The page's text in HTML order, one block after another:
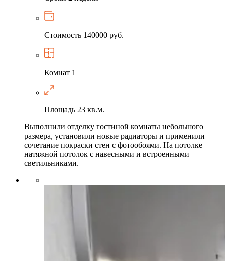
Стоимость 140000 руб.
Комнат 1
Площадь 23 кв.м.
Выполнили отделку гостиной комнаты небольшого
размера, установили новые радиаторы и применили
сочетание покраски стен с фотообоями. На потолке
натяжной потолок с навесными и встроенными
светильниками.